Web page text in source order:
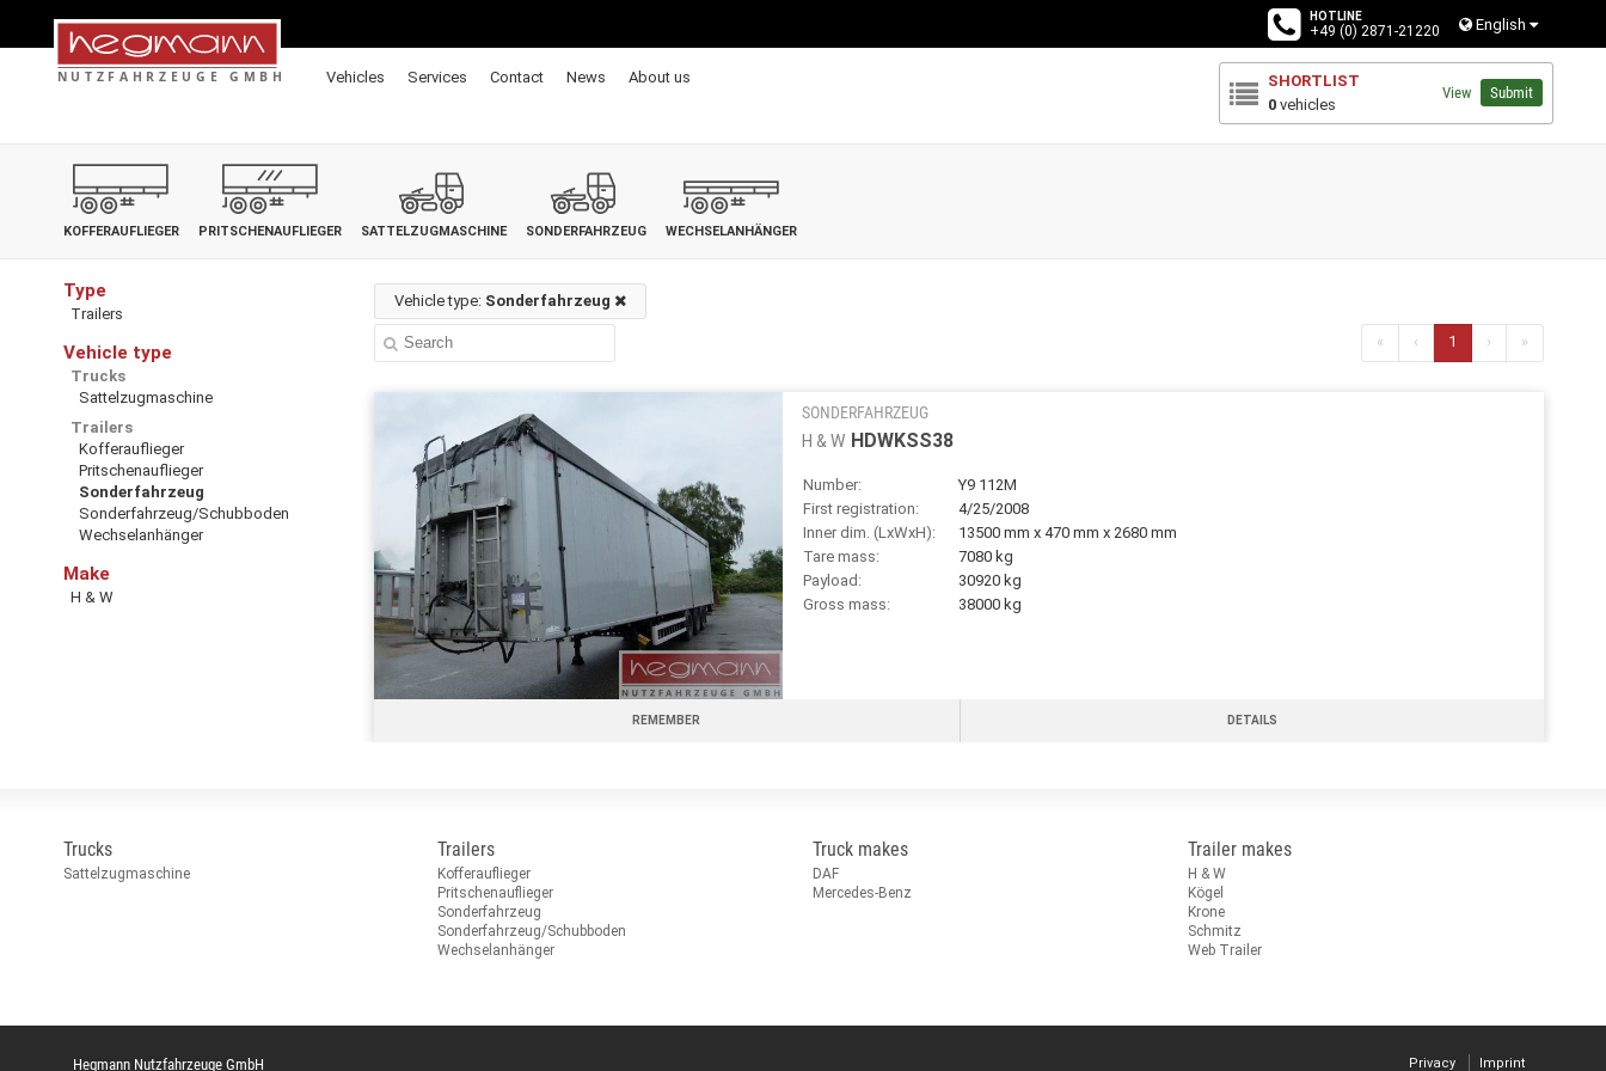
HOTLINE
+49 (0) 2871-21220 English
SHORTLIST
0vehicles
View Submit
Vehicles Services Contact News About us
KOFFERAUFLIEGER PRITSCHENAUFLIEGER SATTELZUGMASCHINE SONDERFAHRZEUG WECHSELANHÄNGER
Type
Trailers
Vehicle type
Trucks
Sattelzugmaschine
Trailers
Kofferauflieger
Pritschenauflieger
Sonderfahrzeug
Sonderfahrzeug/Schubboden
Wechselanhänger
Make
H & W
Vehicle type: Sonderfahrzeug
« ‹ 1 › »
SONDERFAHRZEUG
H & W HDWKSS38
Number:
Y9 112M
First registration:
4/25/2008
Inner dim. (LxWxH):
13500 mm x 470 mm x 2680 mm
Tare mass:
7080 kg
Payload:
30920 kg
Gross mass:
38000 kg
REMEMBER DETAILS
Trucks
Sattelzugmaschine
Trailers
Kofferauflieger
Pritschenauflieger
Sonderfahrzeug
Sonderfahrzeug/Schubboden
Wechselanhänger
Truck makes
DAF
Mercedes-Benz
Trailer makes
H & W
Kögel
Krone
Schmitz
Web Trailer
Hegmann Nutzfahrzeuge GmbH Privacy Imprint